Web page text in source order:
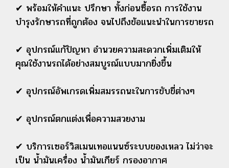
✔ พร้อมให้คำแนะ ปรึกษา ทั้งก่อนซื้อรถ การใช้งาน
บำรุงรักษารถที่ถูกต้อง จนไปถึงข้อแนะนำในการขายรถ
✔ อุปกรณ์แก้ปัญหา อำนวยความสะดวกเพิ่มเติมให้
คุณใช้งานรถได้อย่างสมบูรณ์แบบมากยิ่งขึ้น
✔ อุปกรณ์อัพเกรดเพิ่มสมรรถนะในการขับขี่ต่างๆ
✔ อุปกรณ์ตกแต่งเพื่อความสวยงาม
✔ บริการเซอร์วิสเมนเทอแนนซ์ระบบของเหลว ไม่ว่าจะ
เป็น น้ำมันเครื่อง น้ำมันเกียร์ กรองอากาศ